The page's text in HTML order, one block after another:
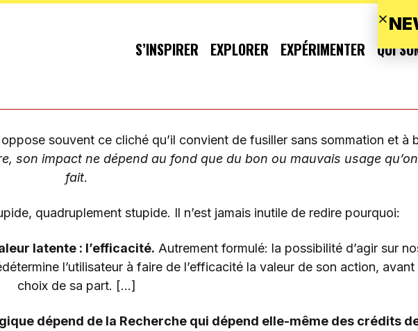
S’INSPIRER EXPLORER EXPÉRIMENTER QUI
souvent ce cliché qu’il convient de fusiller sans sommation et à
son impact ne dépend au fond que du bon ou mauvais usage
fait.
quadruplement stupide. Il n’est jamais inutile de redire pourquoi:
latente : l’efficacité. Autrement formulé: la possibilité d’agir sur
l’utilisateur à faire de l’efficacité la valeur de son action,
choix de sa part. […]
dépend de la Recherche qui dépend elle-même des crédits